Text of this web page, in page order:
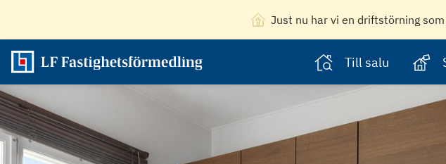
Just nu har vi en driftstörning
Till salu